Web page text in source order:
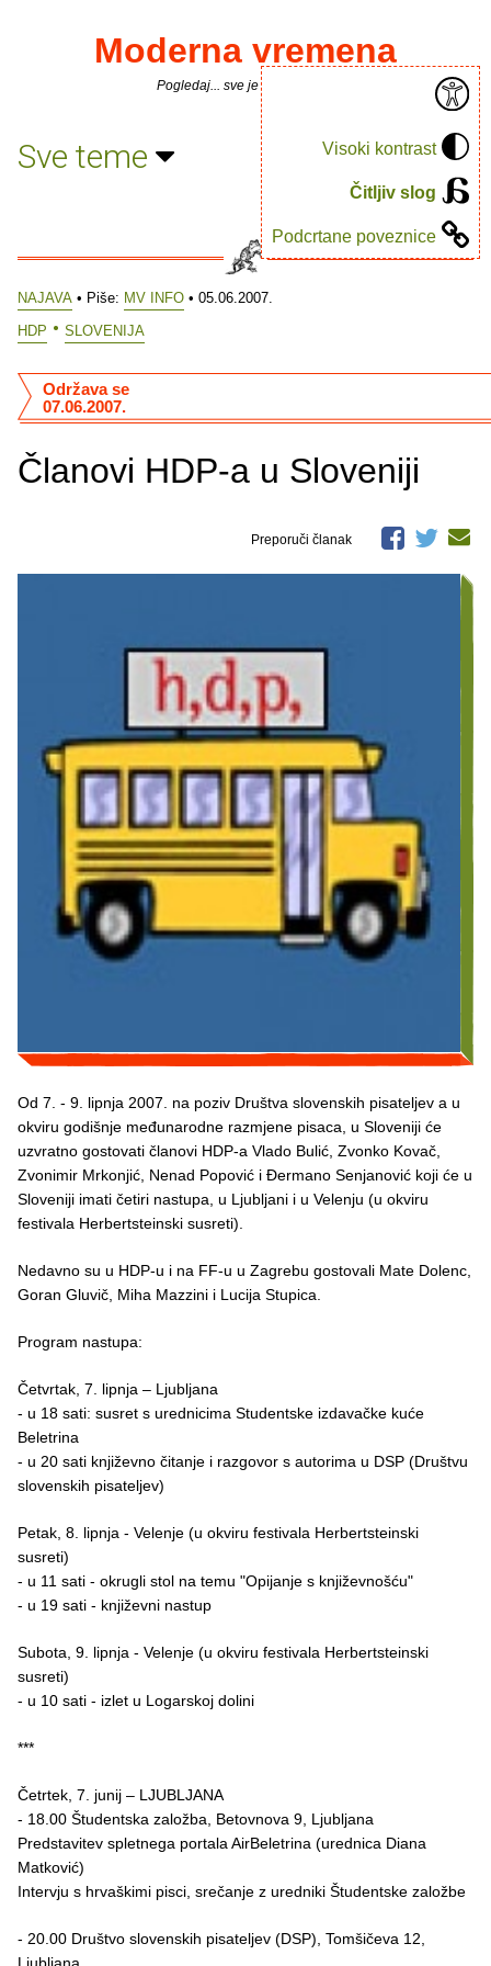
Visoki kontrast
Čitljiv slog
Podcrtane poveznice
Moderna vremena
Pogledaj... sve je puno knjiga.
Sve teme
NAJAVA • Piše: MV INFO • 05.06.2007.
HDP
SLOVENIJA
Članovi HDP-a u Sloveniji
Održava se
07.06.2007.
Preporuči članak
Od 7. - 9. lipnja 2007. na poziv Društva slovenskih pisateljev a u
okviru godišnje međunarodne razmjene pisaca, u Sloveniji će
uzvratno gostovati članovi HDP-a Vlado Bulić, Zvonko Kovač,
Zvonimir Mrkonjić, Nenad Popović i Ðermano Senjanović koji će u
Sloveniji imati četiri nastupa, u Ljubljani i u Velenju (u okviru
festivala Herbertsteinski susreti).
Nedavno su u HDP-u i na FF-u u Zagrebu gostovali Mate Dolenc,
Goran Gluvič, Miha Mazzini i Lucija Stupica.
Program nastupa:
Četvrtak, 7. lipnja – Ljubljana
- u 18 sati: susret s urednicima Studentske izdavačke kuće
Beletrina
- u 20 sati književno čitanje i razgovor s autorima u DSP (Društvu
slovenskih pisateljev)
Petak, 8. lipnja - Velenje (u okviru festivala Herbertsteinski
susreti)
- u 11 sati - okrugli stol na temu "Opijanje s književnošću"
- u 19 sati - književni nastup
Subota, 9. lipnja - Velenje (u okviru festivala Herbertsteinski
susreti)
- u 10 sati - izlet u Logarskoj dolini
***
Četrtek, 7. junij – LJUBLJANA
- 18.00 Študentska založba, Betovnova 9, Ljubljana
Predstavitev spletnega portala AirBeletrina (urednica Diana
Matković)
Intervju s hrvaškimi pisci, srečanje z uredniki Študentske založbe
- 20.00 Društvo slovenskih pisateljev (DSP), Tomšičeva 12,